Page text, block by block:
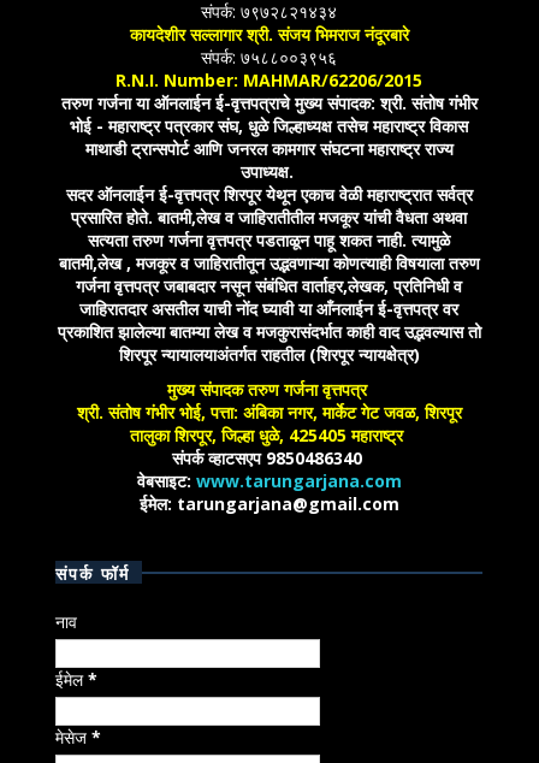
संपर्क: ७९७२८२१४३४
कायदेशीर सल्लागार श्री. संजय भिमराज नंदूरबारे
संपर्क: ७५८८००३९५६
R.N.I. Number: MAHMAR/62206/2015
तरुण गर्जना या ऑनलाईन ई-वृत्तपत्राचे मुख्य संपादक: श्री. संतोष गंभीर
भोई - महाराष्ट्र पत्रकार संघ, धुळे जिल्हाध्यक्ष तसेच महाराष्ट्र विकास
माथाडी ट्रान्सपोर्ट आणि जनरल कामगार संघटना महाराष्ट्र राज्य
उपाध्यक्ष.
सदर ऑनलाईन ई-वृत्तपत्र शिरपूर येथून एकाच वेळी महाराष्ट्रात सर्वत्र
प्रसारित होते. बातमी,लेख व जाहिरातीतील मजकूर यांची वैधता अथवा
सत्यता तरुण गर्जना वृत्तपत्र पडताळून पाहू शकत नाही. त्यामुळे
बातमी,लेख , मजकूर व जाहिरातीतून उद्भवणाऱ्या कोणत्याही विषयाला तरुण
गर्जना वृत्तपत्र जबाबदार नसून संबंधित वार्ताहर,लेखक, प्रतिनिधी व
जाहिरातदार असतील याची नोंद घ्यावी या आँनलाईन ई-वृत्तपत्र वर
प्रकाशित झालेल्या बातम्या लेख व मजकुरासंदर्भात काही वाद उद्भवल्यास तो
शिरपूर न्यायालयाअंतर्गत राहतील (शिरपूर न्यायक्षेत्र)
मुख्य संपादक तरुण गर्जना वृत्तपत्र
श्री. संतोष गंभीर भोई, पत्ता: अंबिका नगर, मार्केट गेट जवळ, शिरपूर
तालुका शिरपूर, जिल्हा धुळे, 425405 महाराष्ट्र
संपर्क व्हाटसएप 9850486340
वेबसाइट: www.tarungarjana.com
ईमेल: tarungarjana@gmail.com
संपर्क फॉर्म
नाव
ईमेल*
मेसेज*